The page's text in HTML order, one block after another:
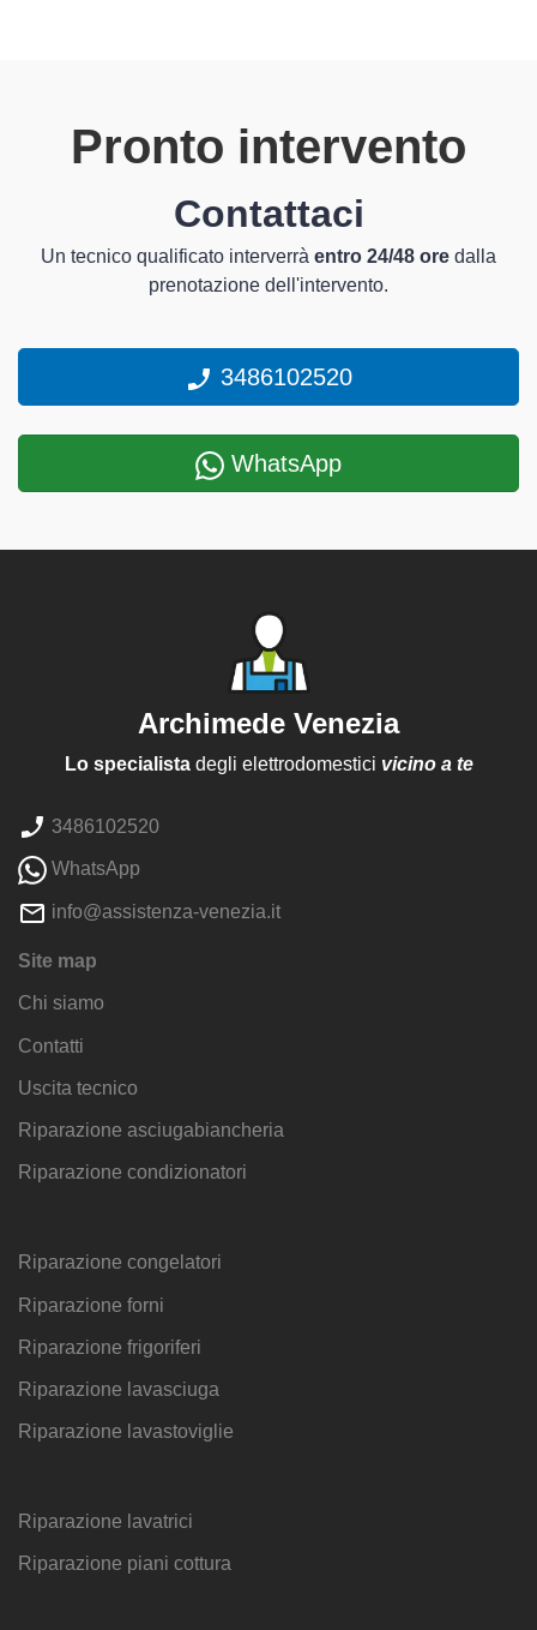
Pronto intervento
Contattaci
Un tecnico qualificato interverrà entro 24/48 ore dalla
prenotazione dell'intervento.
3486102520
WhatsApp
Archimede Venezia
Lo specialistadegli elettrodomestici vicino a te
3486102520
WhatsApp
info@assistenza-venezia.it
Site map
Chi siamo
Contatti
Uscita tecnico
Riparazione asciugabiancheria
Riparazione condizionatori
Riparazione congelatori
Riparazione forni
Riparazione frigoriferi
Riparazione lavasciuga
Riparazione lavastoviglie
Riparazione lavatrici
Riparazione piani cottura